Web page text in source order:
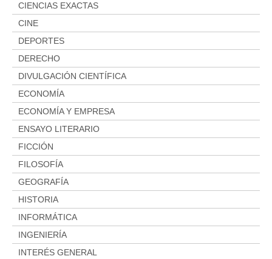
Política de privacidad
Cambios y devoluciones
CIENCIAS EXACTAS
CINE
DEPORTES
DERECHO
DIVULGACIÓN CIENTÍFICA
ECONOMÍA
ECONOMÍA Y EMPRESA
ENSAYO LITERARIO
FICCIÓN
FILOSOFÍA
GEOGRAFÍA
HISTORIA
INFORMÁTICA
INGENIERÍA
INTERÉS GENERAL